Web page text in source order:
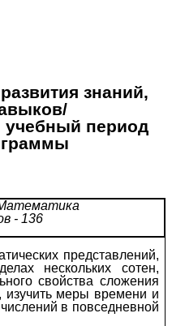
знаний,
учебный период
- 136
представлений,
нескольких сотен,
свойства сложения
меры времени и
в повседневной